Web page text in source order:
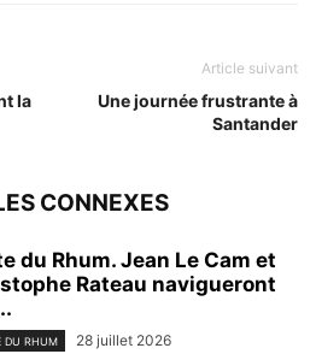
la
Article suivant
Une journée frustrante à
Santander
CONNEXES
du Rhum. Jean Le Cam et
Rateau navigueront
DU RHUM 28 juillet 2026